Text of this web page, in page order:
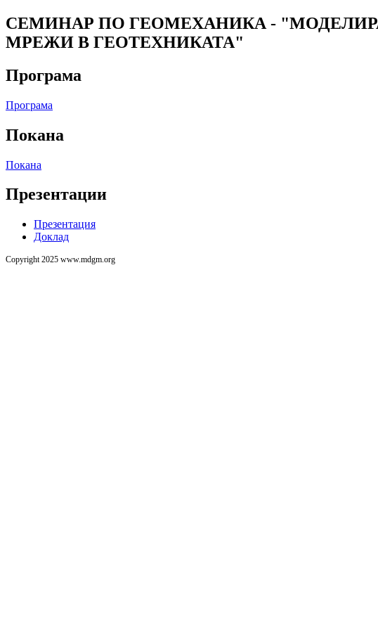
СЕМИНАР ПО ГЕОМЕХАНИКА -
МРЕЖИ В ГЕОТЕХНИКАТА"
Програма
Програма
Покана
Покана
Презентации
Презентация
Доклад
Copyright 2025 www.mdgm.org